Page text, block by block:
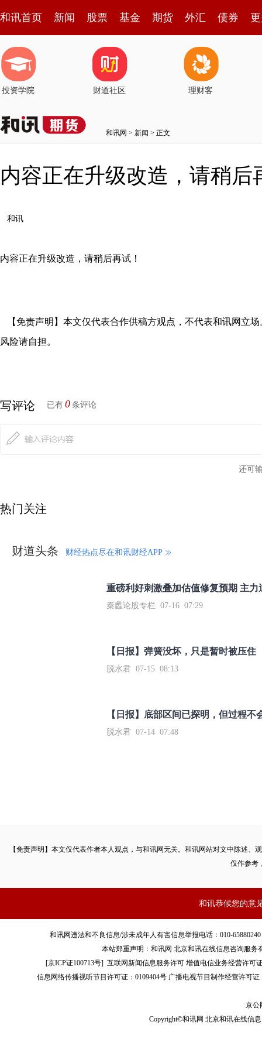
和讯首页 新闻 股票 基金 期货 外汇 债券
投资学院 财道社区 理财客
和讯网 > 新闻 > 正文
内容正在升级改造，请稍后
和讯
内容正在升级改造，请稍后再试！
【免责声明】本文仅代表合作供稿方观点，不代表和讯网立
风险请自担。
写评论 已有 0 条评论
还可
热门关注
财道头条 财经热点尽在和讯财经APP
秦蠡论股专栏 07-16 07:29
【日报】弹簧没坏，只是暂时被压住
脱水君 07-15 08:13
【日报】底部区间已探明，但过程不
脱水君 07-14 07:48
【免责声明】本文仅代表作者本人观点，与和讯网无关。和讯网站对文中陈述
仅作参考
和讯恭候您的意
和讯网违法和不良信息/涉未成年人有害信息举报电话：010-
本站郑重声明：和讯网 北京和讯在线信息咨询服
[京ICP证100713号]互联网新闻信息服务许可 增值电信业务经营许可
信息网络传播视听节目许可证：0109404号 广播电视节目制作经营许可证
京公
Copyright©和讯网 北京和讯在线信